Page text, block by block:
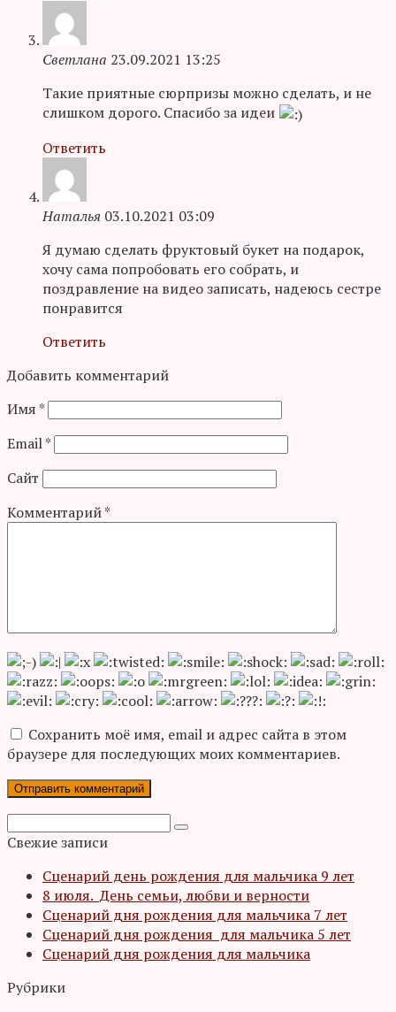
Светлана 23.09.2021 13:25
Такие приятные сюрпризы можно сделать, и не
слишком дорого. Спасибо за идеи
Ответить
Наталья 03.10.2021 03:09
Я думаю сделать фруктовый букет на подарок,
хочу сама попробовать его собрать, и
поздравление на видео записать, надеюсь сестре
понравится
Ответить
Добавить комментарий
Имя *
Email*
Сайт
Комментарий*
Сохранить моё имя, email и адрес сайта в этом
браузере для последующих моих комментариев.
Поиск:
Свежие записи
Сценарий день рождения для мальчика 9 лет
8 июля. День семьи, любви и верности
Сценарий дня рождения для мальчика 7 лет
Сценарий дня рождения для мальчика 5 лет
Сценарий дня рождения для мальчика
Рубрики